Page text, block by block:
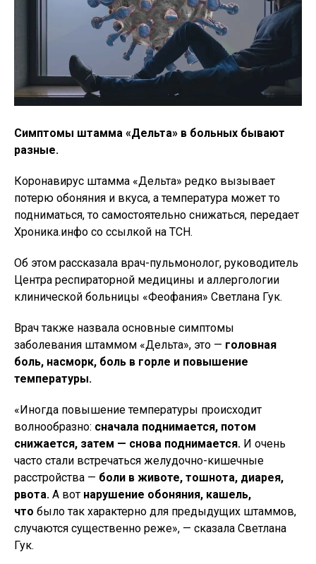
Симптомы штамма «Дельта» в больных бывают
разные.
Коронавирус штамма «Дельта» редко вызывает
потерю обоняния и вкуса, а температура может то
подниматься, то самостоятельно снижаться, передает
Хроника.инфо со ссылкой на ТСН.
Об этом рассказала врач-пульмонолог, руководитель
Центра респираторной медицины и аллергологии
клинической больницы «Феофания» Светлана Гук.
Врач также назвала основные симптомы
заболевания штаммом «Дельта», это — головная
боль, насморк, боль в горле и повышение
температуры.
«Иногда повышение температуры происходит
волнообразно: сначала поднимается, потом
снижается, затем — снова поднимается. И очень
часто стали встречаться желудочно-кишечные
расстройства — боли в животе, тошнота, диарея,
рвота. А вот нарушение обоняния, кашель,
что было так характерно для предыдущих штаммов,
случаются существенно реже», — сказала Светлана
Гук.